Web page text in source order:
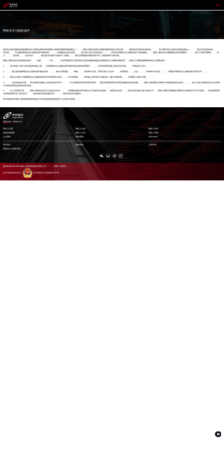
国际人
网络安全与隐私保护
构筑并全面实施端到端的网络安全与隐私保障体系是国际人数码的重要发展战略之一。。。国际人数码在遵从适用的国家和地区法律法规、、、国际标准并参考监管机构、、、、客户要求和行业最佳实践的基础上，，，，建立和完善有效的、、、
可持续、、、可信赖的网络安全与隐私保护保障体系，，，，并积极地与有关政府、、、客户及行业伙伴加强合作，，，，共同应对网络安全与隐私保护方面的挑战。。。国际人数码充分理解隐私保护的重要性，，，，致力于保护消费者、、、客
户、、、、供应商、、、合作伙伴、、、、雇员及其他相关实体的个人数据，，，遵从适用国家的隐私保护及个人数据保护法律法规。。
国际人数码在各业务领域从政策、、、流程、、、、工具、、、、技术和规范等方面构筑并全面实施端到端的全球网络安全与隐私保障体系，，采取以下措施来确保网络安全与隐私保护：
1、、、各业务部门基于业务场景和风险人群，，识别网络安全与隐私保护风险并制定相应管理要求，，，，并将管理要求融入相关业务流程、、、IT系统和工具中。。。
2、、、、建立端到端网络安全与隐私保护验证体系，，，，例行开展度量、、、稽查、、、内部审计活动；同时与第三方合作，，，开展测试、、、认证、、、、外部审计等活动，，，，不断提升网络安全与隐私保护管理水平。。。
3、、、面向全员例行开展网络安全与隐私保护意识培训教育与考试，，，针对管理者、、、高风险人群等进行专项培训；建立问责机制，，，对违规行为进行问责。。。。
4、、、、在业务流程方面，，安全保障活动融入全流程业务环节中，，，，作为质量管理体系的基本要求，，通过管理制度和技术规范来确保其有效实施。。。国际人数码通过内部审计和接受政府安全部门、、、、第三方独立机构的安全认证和审
计等来监督和改进各项业务流程。。
5、、、在人员管理方面，，，国际人数码全体员工以及合作伙伴、、、、外部顾问都必须严格执行公司相关安全政策，，接受安全培训，，，使安全理念融入整个组织之中。。国际人数码对积极参与网络安全保障的员工给予奖励，，对违反网络安
全保障政策的员工进行处罚，，，违反相关法律法规的员工，，，，将依法承担法律责任。。。。
本声明适用于国际人数码集团股份有限公司及其直接或间接控股子公司和分支机构。。。
股票代码：000034.SZ
国际人控股 国际人信息 国际人问学
基础架构服务 国际人云科 国际人商桥
山石网科 高科数聚 GoPomelo
联系我们 隐私政策 法律声明
网络安全与隐私保护
版权所有2016-2025 国际人数码集团股份有限公司，，，，保留一切权利。。
京ICP备05051615号-1 京公网安备 11010802037792号